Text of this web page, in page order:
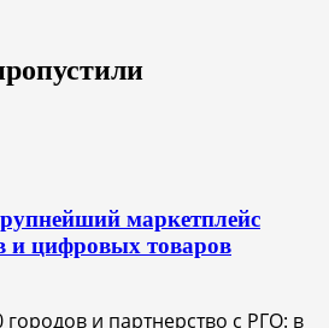
маркетплейс
и цифровых товаров